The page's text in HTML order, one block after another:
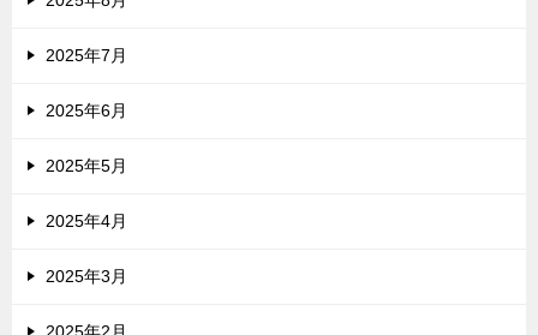
2025年7月
2025年6月
2025年5月
2025年4月
2025年3月